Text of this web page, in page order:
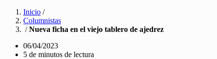
Inicio /
Columnistas
/Nueva ficha en el viejo tablero de ajedrez
06/04/2023
5 de minutos de lectura